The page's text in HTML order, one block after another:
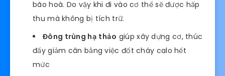
bão hoà. Do vậy khi đi vào cơ thể sẽ được hấp
thu mà không bị tích trữ.
Đông trùng hạ thảo giúp xây dựng cơ, thúc
đẩy giảm cân bằng việc đốt cháy calo hết
mức